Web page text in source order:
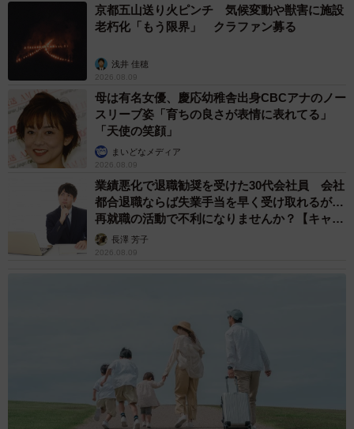
5/7
背比べだにゃ＝chobico_abyさん提供
メイちゃんは2匹でケージに入っていて、もう1匹の猫の下
に埋もれるように爆睡していた。
「靴下を履いたような、途中からくっきりと白いお手手だ
けが見え、会場の方に、『お顔が見てみたいけど、起こす
のかわいそうかな』と話したら、『待っていたら譲渡会終
初めて会うWさんが抱っこしても寝ぼけているような感じ
で、危機感というものが全く感じられなかった。Wさんは
「穏やかな子だなぁ」と思った。
心にゆとりができた
京都五山送り火ピンチ 気候変動や獣害に施設
老朽化「もう限界」 クラファン募る
浅井 佳穂
2026.08.09
母は有名女優、慶応幼稚舎出身CBCアナのノー
スリーブ姿「育ちの良さが表情に表れてる」
「天使の笑顔」
まいどなメディア
2026.08.09
業績悪化で退職勧奨を受けた30代会社員 会社
都合退職ならば失業手当を早く受け取れるが…
再就職の活動で不利になりませんか？【キャリ
アカウンセラーが解説】
長澤 芳子
2026.08.09